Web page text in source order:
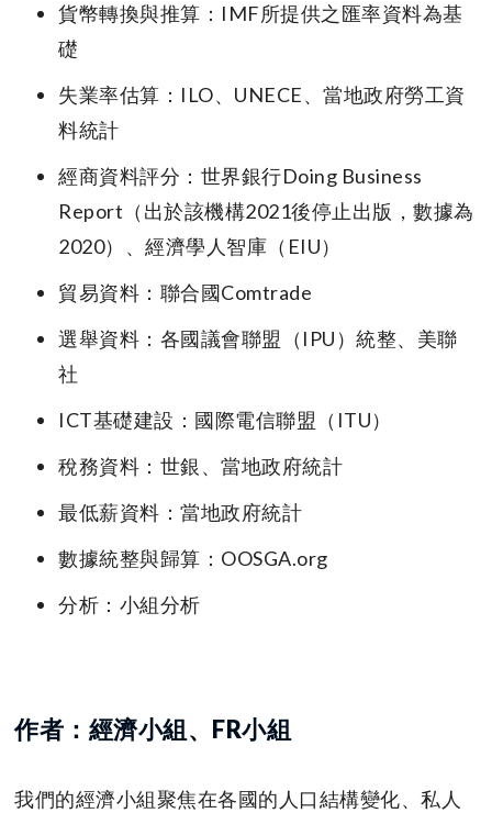
貨幣轉換與推算：IMF所提供之匯率資料為基
礎
失業率估算：ILO、UNECE、當地政府勞工資
料統計
經商資料評分：世界銀行Doing Business
Report（出於該機構2021後停止出版，數據為
2020）、經濟學人智庫（EIU）
貿易資料：聯合國Comtrade
選舉資料：各國議會聯盟（IPU）統整、美聯
社
ICT基礎建設：國際電信聯盟（ITU）
稅務資料：世銀、當地政府統計
最低薪資料：當地政府統計
數據統整與歸算：OOSGA.org
分析：小組分析
作者：經濟小組、FR小組
我們的經濟小組聚焦在各國的人口結構變化、私人